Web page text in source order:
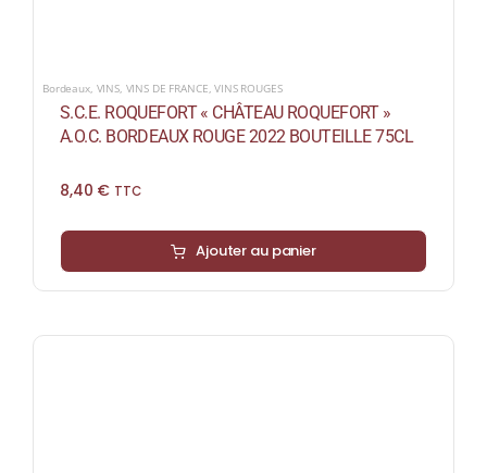
Bordeaux, VINS, VINS DE FRANCE,VINS ROUGES
S.C.E. ROQUEFORT « CHÂTEAU ROQUEFORT »
A.O.C. BORDEAUX ROUGE 2022 BOUTEILLE 75CL
8,40 € TTC
Ajouter au panier